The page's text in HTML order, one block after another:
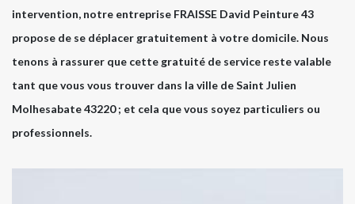
intervention, notre entreprise FRAISSE David Peinture 43
propose de se déplacer gratuitement à votre domicile. Nous
tenons à rassurer que cette gratuité de service reste valable
tant que vous vous trouver dans la ville de Saint Julien
Molhesabate 43220 ; et cela que vous soyez particuliers ou
professionnels.